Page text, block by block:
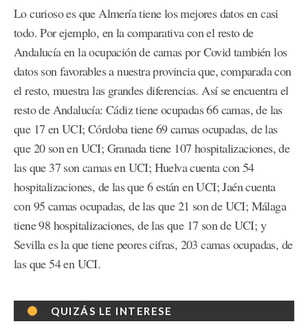
Lo curioso es que Almería tiene los mejores datos en casi
todo. Por ejemplo, en la comparativa con el resto de
Andalucía en la ocupación de camas por Covid también los
datos son favorables a nuestra provincia que, comparada con
el resto, muestra las grandes diferencias. Así se encuentra el
resto de Andalucía: Cádiz tiene ocupadas 66 camas, de las
que 17 en UCI; Córdoba tiene 69 camas ocupadas, de las
que 20 son en UCI; Granada tiene 107 hospitalizaciones, de
las que 37 son camas en UCI; Huelva cuenta con 54
hospitalizaciones, de las que 6 están en UCI; Jaén cuenta
con 95 camas ocupadas, de las que 21 son de UCI; Málaga
tiene 98 hospitalizaciones, de las que 17 son de UCI; y
Sevilla es la que tiene peores cifras, 203 camas ocupadas, de
las que 54 en UCI.
QUIZÁS LE INTERESE